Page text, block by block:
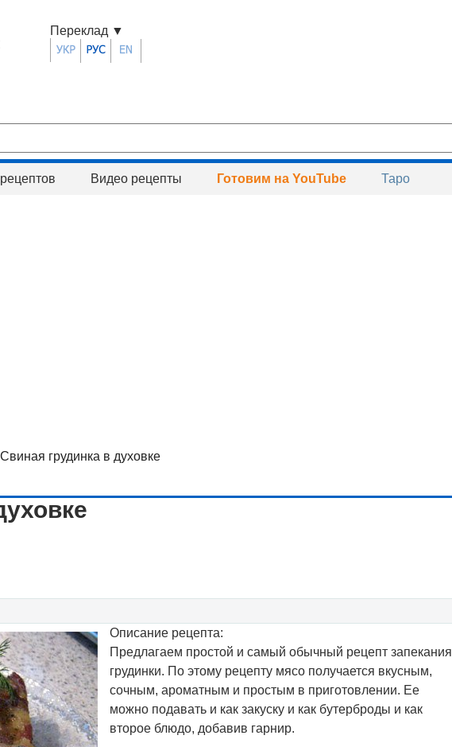
Переклад ▼
Видео рецепты Готовим на YouTube Таро
Свиная грудинка в духовке
Описание рецепта:
Предлагаем простой и самый обычный рецепт запекания
грудинки. По этому рецепту мясо получается вкусным,
сочным, ароматным и простым в приготовлении. Ее
можно подавать и как закуску и как бутерброды и как
второе блюдо, добавив гарнир.